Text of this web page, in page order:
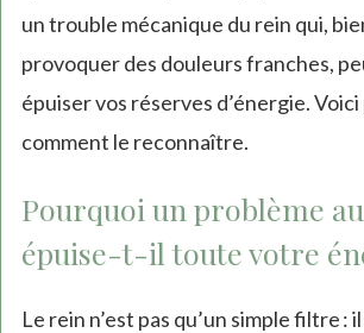
un trouble mécanique du rein qui,
provoquer des douleurs franches,
épuiser vos réserves d’énergie.
comment le reconnaître.
Pourquoi un problème
épuise-t-il toute votre
Le rein n’est pas qu’un simple filtre :